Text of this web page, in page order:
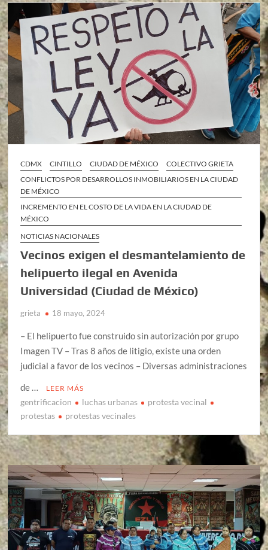
CDMX CINTILLO CIUDAD DE MÉXICO
COLECTIVO GRIETA
CONFLICTOS POR DESARROLLOS INMOBILIARIOS EN LA CIUDAD
DE MÉXICO
INCREMENTO EN EL COSTO DE LA VIDA EN LA CIUDAD DE
MÉXICO
NOTICIAS NACIONALES
Vecinos exigen el desmantelamiento de
helipuerto ilegal en Avenida
Universidad (Ciudad de México)
grieta 18 mayo, 2024
– El helipuerto fue construido sin autorización por grupo
Imagen TV – Tras 8 años de litigio, existe una orden
judicial a favor de los vecinos – Diversas administraciones
de …
LEER MÁS
gentrificacion luchas urbanas
protesta vecinal
protestas
protestas vecinales